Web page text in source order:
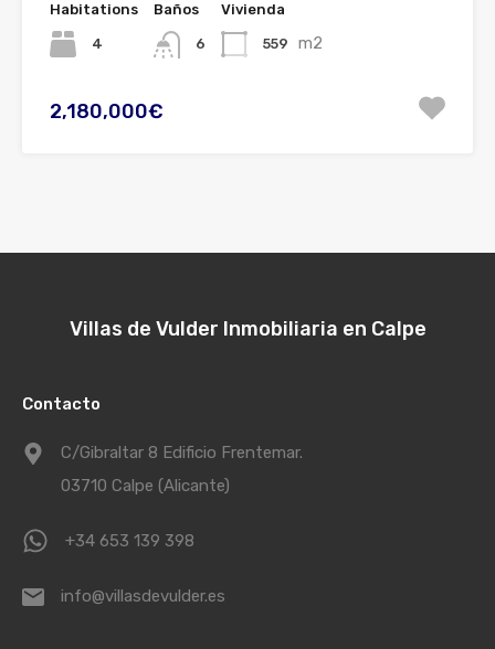
Habitations
4
Baños
6
Vivienda
559 m2
2,180,000€
Villas de Vulder Inmobiliaria en Calpe
Contacto
C/Gibraltar 8 Edificio Frentemar.
03710 Calpe (Alicante)
+34 653 139 398
info@villasdevulder.es